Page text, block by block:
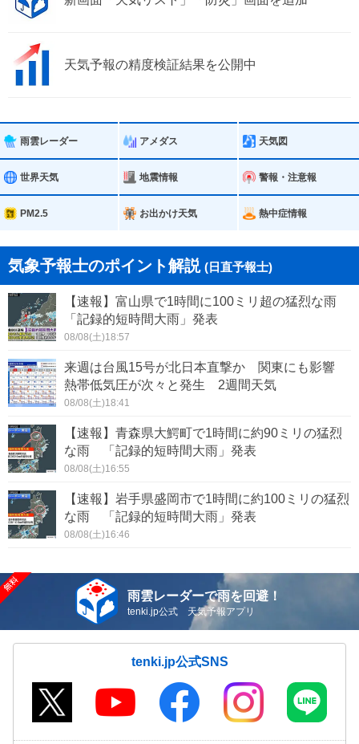
天気予報の精度検証結果を公開中
雨雲レーダー アメダス 天気図
世界天気 地震情報 警報・注意報
PM2.5 お出かけ天気 熱中症情報
気象予報士のポイント解説 (日直予報士)
【速報】富山県で1時間に100ミリ超の猛烈な雨
「記録的短時間大雨」発表
08/08(土)18:57
来週は台風15号が北日本直撃か 関東にも影響
熱帯低気圧が次々と発生 2週間天気
08/08(土)18:41
【速報】青森県大鰐町で1時間に約90ミリの猛烈
な雨 「記録的短時間大雨」発表
08/08(土)16:55
【速報】岩手県盛岡市で1時間に約100ミリの猛烈
な雨 「記録的短時間大雨」発表
08/08(土)16:46
雨雲レーダーで雨を回避！
tenki.jp公式 天気予報アプリ
tenki.jp公式SNS